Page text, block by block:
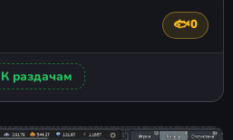
🐟0
К раздачам